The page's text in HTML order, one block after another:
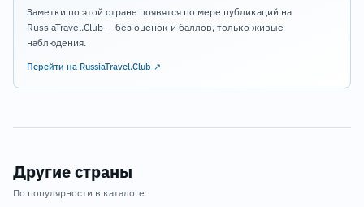
Заметки по этой стране появятся по мере публикаций на
RussiaTravel.Club — без оценок и баллов, только живые
наблюдения.
Перейти на RussiaTravel.Club ↗
Другие страны
По популярности в каталоге